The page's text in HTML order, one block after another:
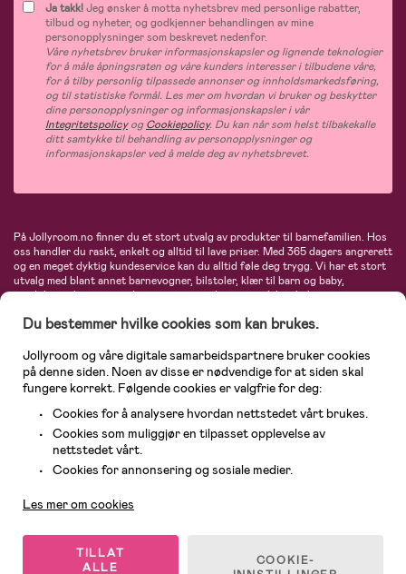
Ja takk!Jeg ønsker å motta nyhetsbrev med personlige rabatter,
tilbud og nyheter, og godkjenner behandlingen av mine
personopplysninger som beskrevet nedenfor.
Våre nyhetsbrev bruker informasjonskapsler og lignende teknologier
for å måle åpningsraten og våre kunders interesser i tilbudene våre,
for å tilby personlig tilpassede annonser og innholdsmarkedsføring,
og til statistiske formål. Les mer om hvordan vi bruker og beskytter
dine personopplysninger og informasjonskapsler i vår
IntegritetspolicyogCookiepolicy. Du kan når som helst tilbakekalle
ditt samtykke til behandling av personopplysninger og
informasjonskapsler ved å melde deg av nyhetsbrevet.
På Jollyroom.no finner du et stort utvalg av produkter til barnefamilien. Hos
oss handler du raskt, enkelt og alltid til lave priser. Med 365 dagers angrerett
og en meget dyktig kundeservice kan du alltid føle deg trygg. Vi har et stort
utvalg med blant annet barnevogner, bilstoler, klær til barn og baby,
produkter til mor, mengder av inspirerende interiør, leker, babyustyr og mye
Maxi-Cosi, Baby Jogger, BabyBjörn, Didriksons, KidKraft, Ergobaby, Philips
største nettbutikk for barn og baby!
Du bestemmer hvilke cookies som kan brukes.
Jollyroom og våre digitale samarbeidspartnere bruker cookies
på denne siden. Noen av disse er nødvendige for at siden skal
fungere korrekt. Følgende cookies er valgfrie for deg:
Cookies for å analysere hvordan nettstedet vårt brukes.
Cookies som muliggjør en tilpasset opplevelse av
nettstedet vårt.
Cookies for annonsering og sosiale medier.
Les mer om cookies
TILLAT
ALLE
COOKIE-